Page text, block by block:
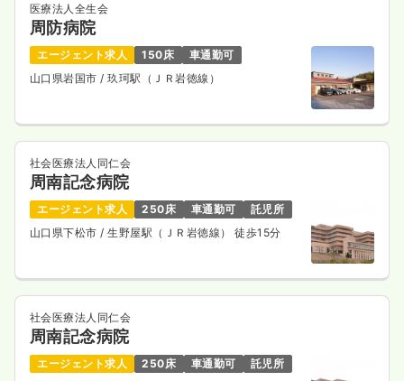
医療法人全生会
周防病院
エージェント求人 150床
車通勤可
山口県岩国市 / 玖珂駅（ＪＲ岩徳線）
社会医療法人同仁会
周南記念病院
エージェント求人 250床 車通勤可
託児所
山口県下松市 / 生野屋駅（ＪＲ岩徳線） 徒歩15分
社会医療法人同仁会
周南記念病院
エージェント求人 250床 車通勤可
託児所